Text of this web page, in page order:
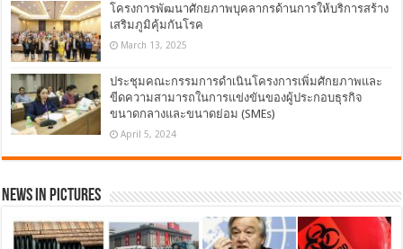
โครงการพัฒนาศักยภาพบุคลากรด้านการให้บริการสร้าง
เสริมภูมิคุ้มกันโรค
March 13, 2025
ประชุมคณะกรรมการดำเนินโครงการเพิ่มศักยภาพและ
ขีดความสามารถในการแข่งขันของผู้ประกอบธุรกิจ
ขนาดกลางและขนาดย่อม (SMEs)
April 5, 2024
News in Pictures